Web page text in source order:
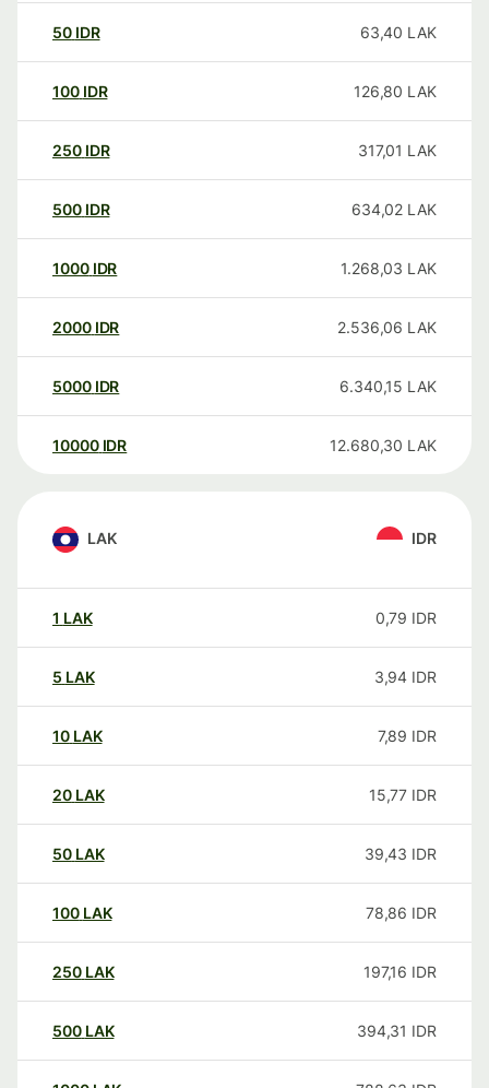
50 IDR 63,40 LAK
100 IDR 126,80 LAK
250 IDR 317,01 LAK
500 IDR 634,02 LAK
1000 IDR 1.268,03 LAK
2000 IDR 2.536,06 LAK
5000 IDR 6.340,15 LAK
10000 IDR 12.680,30 LAK
LAK IDR
1 LAK 0,79 IDR
5 LAK 3,94 IDR
10 LAK 7,89 IDR
20 LAK 15,77 IDR
50 LAK 39,43 IDR
100 LAK 78,86 IDR
250 LAK 197,16 IDR
500 LAK 394,31 IDR